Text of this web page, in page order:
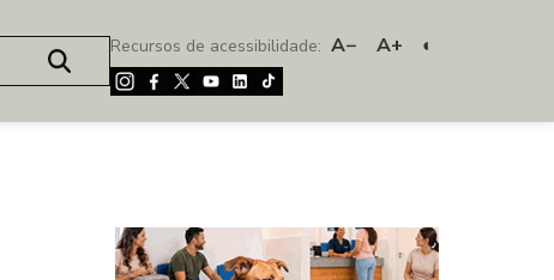
Recursos de acessibilidade: A− A+ ◐
Imagem de